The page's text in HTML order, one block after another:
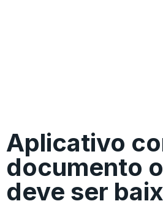
Aplicativo
documento
deve ser